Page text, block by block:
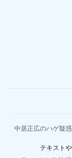
中居正広のハゲ疑
テキスト